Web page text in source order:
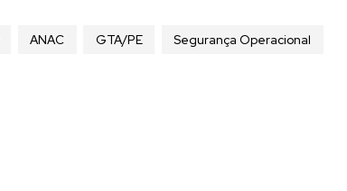
ANAC GTA/PE Segurança Operacional